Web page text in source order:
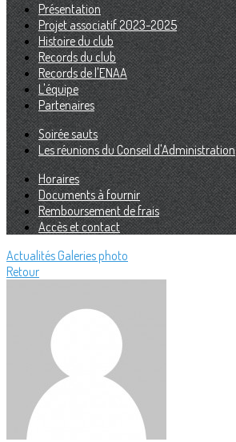
Présentation
Projet associatif 2023-2025
Histoire du club
Records du club
Records de l'ENAA
L'équipe
Partenaires
Soirée sauts
Les réunions du Conseil d'Administration
Horaires
Documents à fournir
Remboursement de frais
Accès et contact
Actualités Galeries photo
Retour